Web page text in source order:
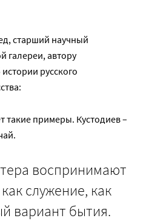
старший научный
галереи, автору
русского
такие примеры. Кустодиев –
воспринимают
служение, как
вариант бытия.